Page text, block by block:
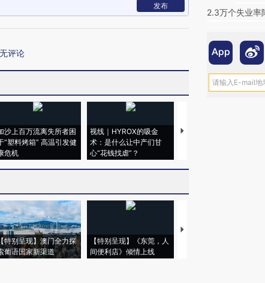
发布
评论
沙上百万流离失所者困
“塑料烤箱” 高温引发健
危机
视线｜HYROX的吸金
术：是什么让中产们甘
心“花钱找虐”？
马航飞行员跨国走私7万
特别呈现】澳门全力探
葡语国家新渠道
【特别呈现】《东莞，人
间便利店》倾情上线
【推广】走进第四届链博
2.3万个失业率